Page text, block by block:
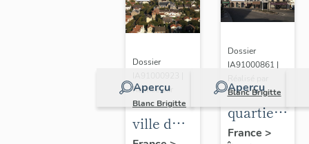
Aperçu
Dossier
Réalisé par
Blanc Brigitte
ville de
Aperçu
Dossier
IA91000861 |
Blanc Brigitte
quartier
du
France >